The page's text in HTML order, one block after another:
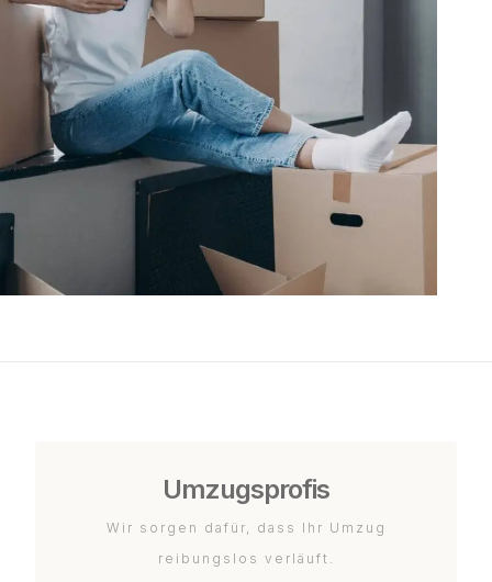
Umzugsprofis
Wir sorgen dafür, dass Ihr Umzug
reibungslos verläuft.